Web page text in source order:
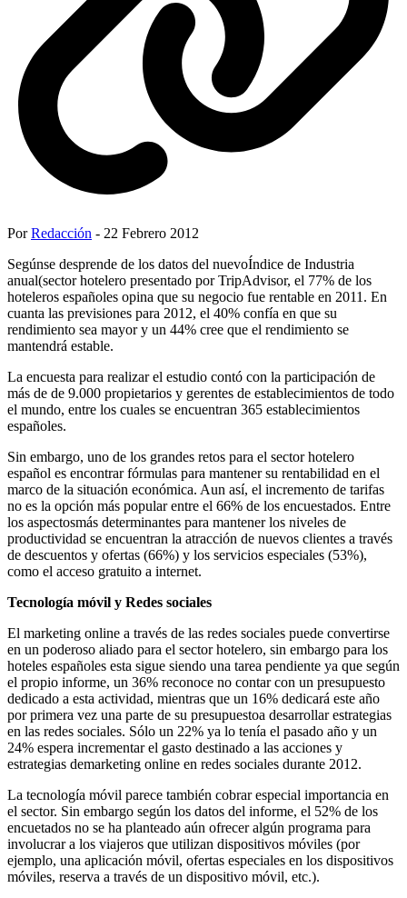
PorRedacción - 22 Febrero 2012
Segúnse desprende de los datos del nuevoÍndice de Industria
anual(sector hotelero presentado por TripAdvisor, el 77% de los
hoteleros españoles opina que su negocio fue rentable en 2011. En
cuanta las previsiones para 2012, el 40% confía en que su
rendimiento sea mayor y un 44% cree que el rendimiento se
mantendrá estable.
La encuesta para realizar el estudio contó con la participación de
más de de 9.000 propietarios y gerentes de establecimientos de todo
el mundo, entre los cuales se encuentran 365 establecimientos
españoles.
Sin embargo, uno de los grandes retos para el sector hotelero
español es encontrar fórmulas para mantener su rentabilidad en el
marco de la situación económica. Aun así, el incremento de tarifas
no es la opción más popular entre el 66% de los encuestados. Entre
los aspectosmás determinantes para mantener los niveles de
productividad se encuentran la atracción de nuevos clientes a través
de descuentos y ofertas (66%) y los servicios especiales (53%),
como el acceso gratuito a internet.
Tecnología móvil y Redes sociales
El marketing online a través de las redes sociales puede convertirse
en un poderoso aliado para el sector hotelero, sin embargo para los
hoteles españoles esta sigue siendo una tarea pendiente ya que según
el propio informe, un 36% reconoce no contar con un presupuesto
dedicado a esta actividad, mientras que un 16% dedicará este año
por primera vez una parte de su presupuestoa desarrollar estrategias
en las redes sociales. Sólo un 22% ya lo tenía el pasado año y un
24% espera incrementar el gasto destinado a las acciones y
estrategias demarketing online en redes sociales durante 2012.
La tecnología móvil parece también cobrar especial importancia en
el sector. Sin embargo según los datos del informe, el 52% de los
encuetados no se ha planteado aún ofrecer algún programa para
involucrar a los viajeros que utilizan dispositivos móviles (por
ejemplo, una aplicación móvil, ofertas especiales en los dispositivos
móviles, reserva a través de un dispositivo móvil, etc.).